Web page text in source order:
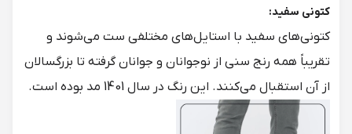
کتونی سفید:
کتونی‌های سفید با استایل‌های مختلفی ست می‌شوند و
تقریباً همه رنج سنی از نوجوانان و جوانان گرفته تا بزرگسالان
از آن استقبال می‌کنند. این رنگ در سال 1401 مد بوده است.